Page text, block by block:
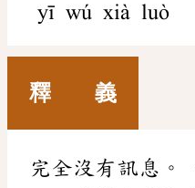
yī wú xià luò
釋 義
完全沒有訊息。